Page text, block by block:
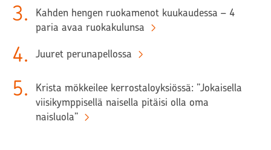
3.
Kahden hengen ruokamenot kuukaudessa – 4
paria avaa ruokakulunsa
4. Juuret perunapellossa
5.
Krista mökkeilee kerrostaloyksiössä: ”Jokaisella
viisikymppisellä naisella pitäisi olla oma
naisluola”